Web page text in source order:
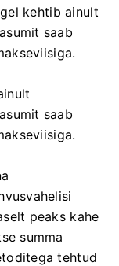
kehtib ainult
saab
saab
peaks kahe
summa
tehtud